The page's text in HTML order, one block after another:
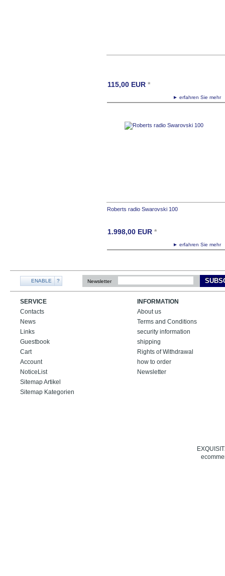
► erfahren Sie
115,00 EUR *
Roberts radio Swarovski 100
► erfahren Sie
1.998,00 EUR *
ENABLE ? Newsletter
SERVICE
Contacts
News
Links
Guestbook
Cart
Account
NoticeList
Sitemap Artikel
Sitemap Kategorien
INFORMATION
About us
Terms and Conditions
security information
shipping
Rights of Withdrawal
how to order
Newsletter